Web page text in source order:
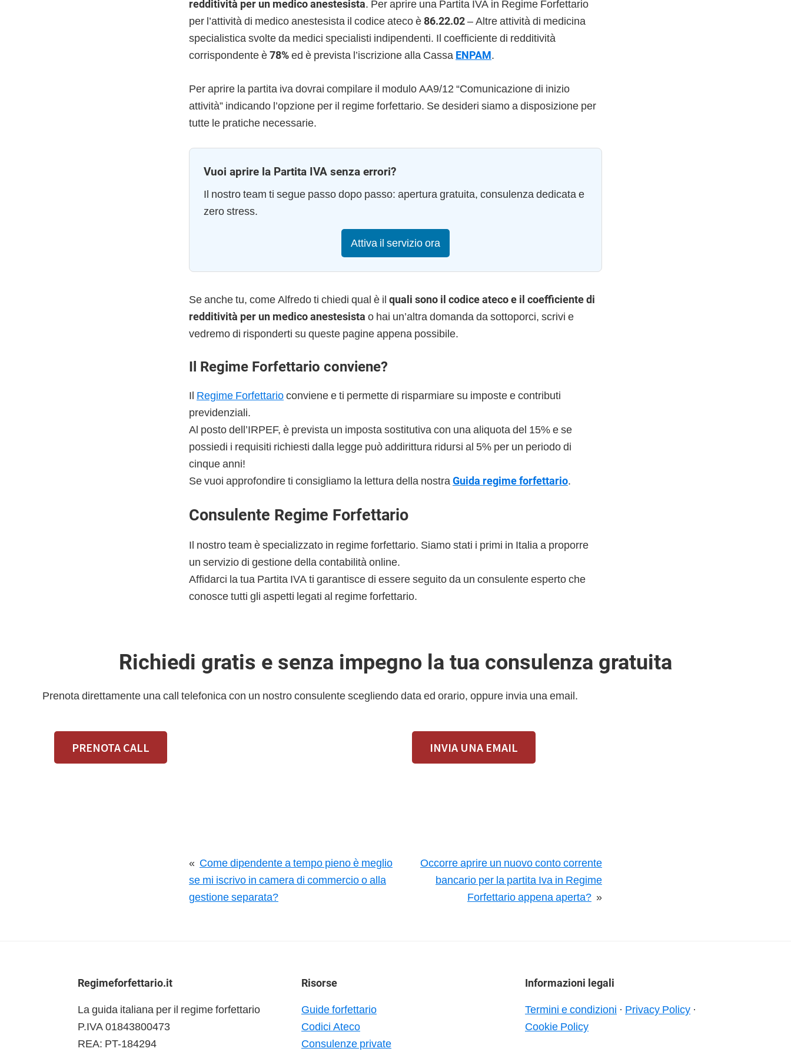
redditività per un medico anestesista. Per aprire una Partita IVA in Regime Forfettario
per l’attività di medico anestesista il codice ateco è86.22.02– Altre attività di medicina
specialistica svolte da medici specialisti indipendenti. Il coefficiente di redditività
corrispondente è78%ed è prevista l’iscrizione alla Cassa ENPAM.
Per aprire la partita iva dovrai compilare il modulo AA9/12 “Comunicazione di inizio
attività” indicando l’opzione per il regime forfettario. Se desideri siamo a disposizione per
tutte le pratiche necessarie.
Vuoi aprire la Partita IVA senza errori?
Il nostro team ti segue passo dopo passo: apertura gratuita, consulenza dedicata e
zero stress.
Attiva il servizio ora
Se anche tu, come Alfredo ti chiedi qual è il quali sono il codice ateco e il coefficiente di
redditività per un medico anestesista o hai un’altra domanda da sottoporci, scrivi e
vedremo di risponderti su queste pagine appena possibile.
Il Regime Forfettario conviene?
Il Regime Forfettarioconviene e ti permette di risparmiare su imposte e contributi
previdenziali.
Al posto dell’IRPEF, è prevista un imposta sostitutiva con una aliquota del 15% e se
possiedi i requisiti richiesti dalla legge può addirittura ridursi al 5% per un periodo di
cinque anni!
Se vuoi approfondire ti consigliamo la lettura della nostra Guida regime forfettario.
Consulente Regime Forfettario
Il nostro team è specializzato in regime forfettario. Siamo stati i primi in Italia a proporre
un servizio di gestione della contabilità online.
Affidarci la tua Partita IVA ti garantisce di essere seguito da un consulente esperto che
conosce tutti gli aspetti legati al regime forfettario.
Richiedi gratis e senza impegno la tua consulenza gratuita
Prenota direttamente una call telefonica con un nostro consulente scegliendo data ed orario, oppure invia una email.
PRENOTA CALL INVIA UNA EMAIL
« Come dipendente a tempo pieno è meglio
se mi iscrivo in camera di commercio o alla
gestione separata?
Occorre aprire un nuovo conto corrente
bancario per la partita Iva in Regime
Forfettario appena aperta? »
Regimeforfettario.it
La guida italiana per il regime forfettario
P.IVA 01843800473
REA: PT-184294
Risorse
Guide forfettario
Codici Ateco
Consulenze private
Informazioni legali
Termini e condizioni · Privacy Policy ·
Cookie Policy